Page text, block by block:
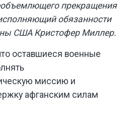
прекращения
обязанности
США Кристофер Миллер.
оставшиеся военные
миссию и
афганским силам